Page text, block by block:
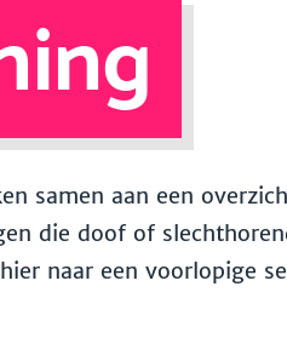
samen aan een
die doof of
naar een voorlopige